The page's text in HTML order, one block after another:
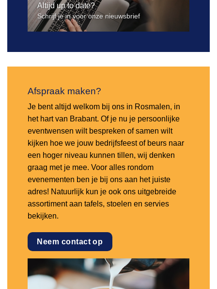
Altijd up to date?
Schrijf je in voor onze nieuwsbrief
Afspraak maken?
Je bent altijd welkom bij ons in Rosmalen, in
het hart van Brabant. Of je nu je persoonlijke
eventwensen wilt bespreken of samen wilt
kijken hoe we jouw bedrijfsfeest of beurs naar
een hoger niveau kunnen tillen, wij denken
graag met je mee. Voor alles rondom
evenementen ben je bij ons aan het juiste
adres! Natuurlijk kun je ook ons uitgebreide
assortiment aan tafels, stoelen en servies
bekijken.
Neem contact op